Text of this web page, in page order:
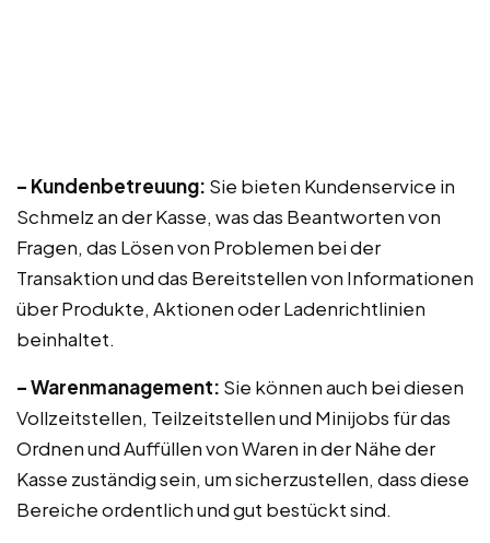
– Kundenbetreuung: Sie bieten Kundenservice in
Schmelz an der Kasse, was das Beantworten von
Fragen, das Lösen von Problemen bei der
Transaktion und das Bereitstellen von Informationen
über Produkte, Aktionen oder Ladenrichtlinien
beinhaltet.
– Warenmanagement: Sie können auch bei diesen
Vollzeitstellen, Teilzeitstellen und Minijobs für das
Ordnen und Auffüllen von Waren in der Nähe der
Kasse zuständig sein, um sicherzustellen, dass diese
Bereiche ordentlich und gut bestückt sind.